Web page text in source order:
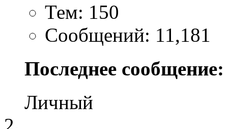
Тем: 150
Сообщений: 11,181
Последнее сообщение:
Личный